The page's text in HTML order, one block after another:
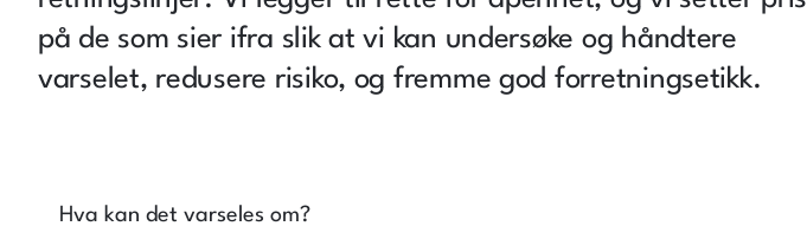
på de som sier ifra slik at vi kan undersøke og håndtere
varselet, redusere risiko, og fremme god forretningsetikk.
Hva kan det varseles om?